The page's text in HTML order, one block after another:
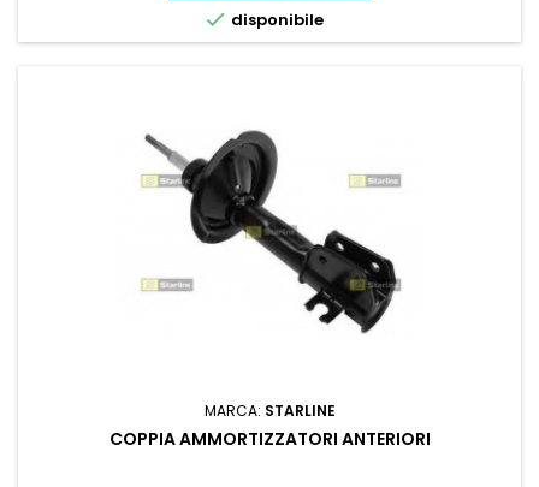
 disponibile
MARCA: STARLINE
COPPIA AMMORTIZZATORI ANTERIORI